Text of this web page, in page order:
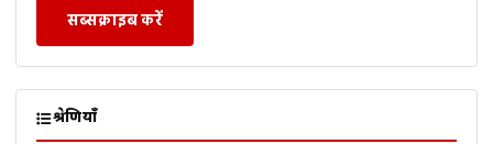
सब्सक्राइब करें
श्रेणियाँ